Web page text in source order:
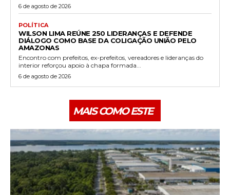
6 de agosto de 2026
POLÍTICA
WILSON LIMA REÚNE 250 LIDERANÇAS E DEFENDE
DIÁLOGO COMO BASE DA COLIGAÇÃO UNIÃO PELO
AMAZONAS
Encontro com prefeitos, ex-prefeitos, vereadores e lideranças do
interior reforçou apoio à chapa formada...
6 de agosto de 2026
MAIS COMO ESTE